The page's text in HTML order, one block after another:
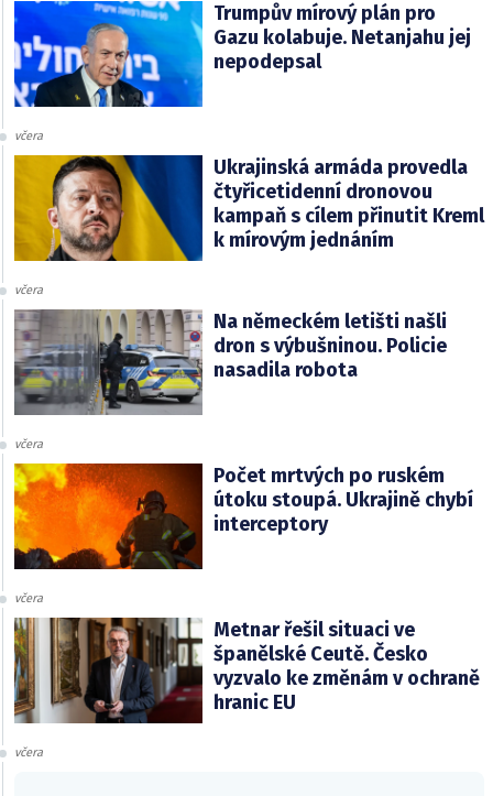
Trumpův mírový plán pro
Gazu kolabuje. Netanjahu jej
nepodepsal
včera
Ukrajinská armáda provedla
čtyřicetidenní dronovou
kampaň s cílem přinutit Kreml
k mírovým jednáním
včera
Na německém letišti našli
dron s výbušninou. Policie
nasadila robota
včera
Počet mrtvých po ruském
útoku stoupá. Ukrajině chybí
interceptory
včera
Metnar řešil situaci ve
španělské Ceutě. Česko
vyzvalo ke změnám v ochraně
hranic EU
včera